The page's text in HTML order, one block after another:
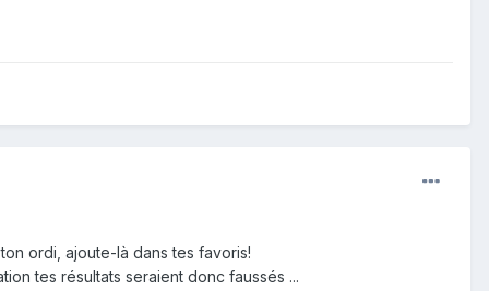
ordi, ajoute-là dans tes favoris!
tes résultats seraient donc faussés ...